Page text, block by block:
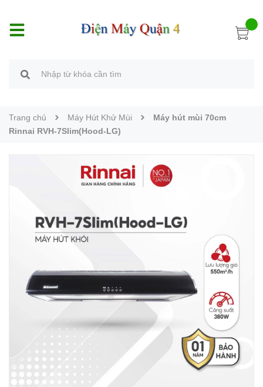
Trang chủ Máy Hút Khử Mùi
Máy hút mùi 70cm
Rinnai RVH-7Slim(Hood-LG)